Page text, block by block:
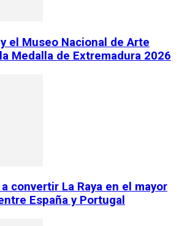
el Museo Nacional de Arte
Medalla de Extremadura 2026
convertir La Raya en el mayor
España y Portugal